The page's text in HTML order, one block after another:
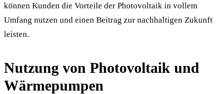
können Kunden die Vorteile der Photovoltaik in vollem
Umfang nutzen und einen Beitrag zur nachhaltigen Zukunft
leisten.
Nutzung von Photovoltaik und
Wärmepumpen